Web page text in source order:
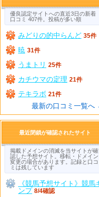
優良認定サイトへの直近3日の新着
口コミ 407件。投稿が多い順
みどりの的中らんど 35件
暁 31件
うまトリ 25件
カチウマの定理 21件
テキラボ 21件
最新の口コミ一覧へ
最近閉鎖が確認されたサイト
掲載ドメインの消滅を当サイトが確
認した予想サイト。移転・ドメイン
変更の場合があります。記録と口コ
ミは残しています
《競馬予想サイト》競馬
ンプ 8/4確認